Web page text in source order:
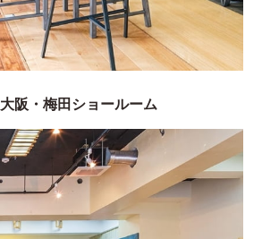
大阪・梅田ショールーム